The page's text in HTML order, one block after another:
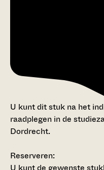
U kunt dit stuk na het
raadplegen in de
Dordrecht.
Reserveren:
U kunt de gewenste